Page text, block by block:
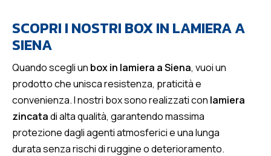
SCOPRI I NOSTRI BOX IN LAMIERA A
SIENA
Quando scegli un box in lamiera a Siena, vuoi un
prodotto che unisca resistenza, praticità e
convenienza. I nostri box sono realizzati con lamiera
zincatadi alta qualità, garantendo massima
protezione dagli agenti atmosferici e una lunga
durata senza rischi di ruggine o deterioramento.